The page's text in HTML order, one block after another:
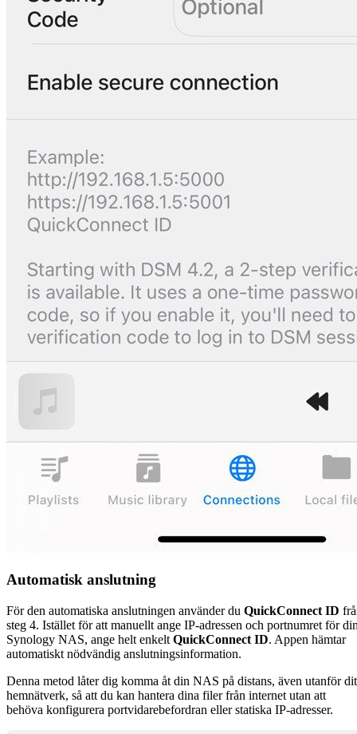
Automatisk anslutning
För den automatiska anslutningen använder du QuickConnect ID
steg 4. Istället för att manuellt ange IP-adressen och portnumret för
Synology NAS, ange helt enkelt QuickConnect ID. Appen hämtar
automatiskt nödvändig anslutningsinformation.
Denna metod låter dig komma åt din NAS på distans, även utanför
hemnätverk, så att du kan hantera dina filer från internet utan att
behöva konfigurera portvidarebefordran eller statiska IP-adresser.